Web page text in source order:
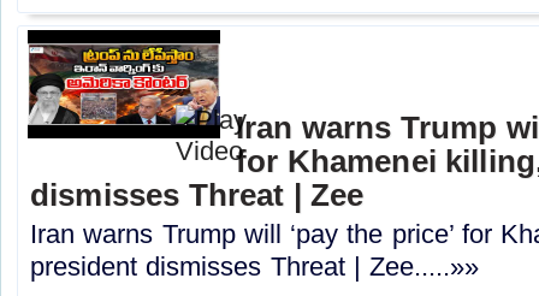
Iran warns Trump
for Khamenei
dismisses Threat | Zee
Iran warns Trump will ‘pay the price’ for
president dismisses Threat | Zee.....»»